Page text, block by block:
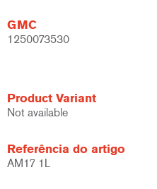
GMC
1250073530
Product Variant
Not available
Referência do artigo
AM17 1L